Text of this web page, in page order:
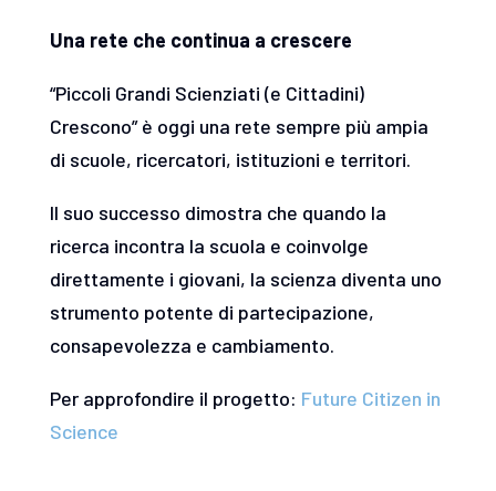
Una rete che continua a crescere
“Piccoli Grandi Scienziati (e Cittadini)
Crescono” è oggi una rete sempre più ampia
di scuole, ricercatori, istituzioni e territori.
Il suo successo dimostra che quando la
ricerca incontra la scuola e coinvolge
direttamente i giovani, la scienza diventa uno
strumento potente di partecipazione,
consapevolezza e cambiamento.
Per approfondire il progetto: Future Citizen in
Science